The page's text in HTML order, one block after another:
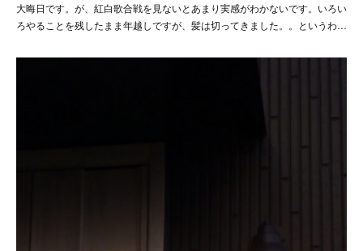
大晦日です。が、紅白歌合戦を見ないとあまり実感がわかないです。いろい
ろやることを残したまま年越しですが、髪は切ってきました。。というわ…